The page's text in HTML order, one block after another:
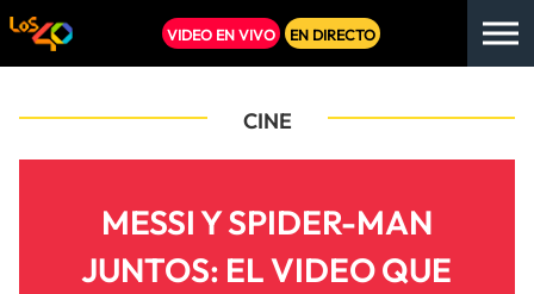
VIDEO EN VIVO EN DIRECTO
CINE
MESSI Y SPIDER-MAN
JUNTOS: EL VIDEO QUE